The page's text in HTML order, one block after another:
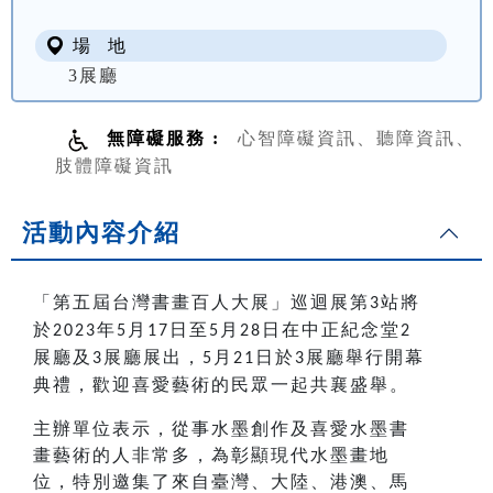
場 地
3展廳
無障礙服務 :
心智障礙資訊、聽障資訊、
肢體障礙資訊
活動內容介紹
「第五屆台灣書畫百人大展」巡迴展第3站將
於2023年5 月 17 日至 5 月 28 日在中正紀念堂2
展廳及 3 展廳展出， 5 月 21 日於3 展廳舉行開幕
典禮，歡迎喜愛藝術的民眾一起共襄盛舉。
主辦單位表示，從事水墨創作及喜愛水墨書
畫藝術的人非常多，為彰顯現代水墨畫地
位，特別邀集了來自臺灣、大陸、港澳、馬